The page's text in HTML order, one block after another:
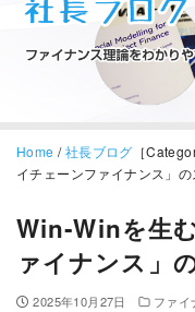
Home /社長ブログ ［
イチェーンファイナンス」の
Win‑Winを生
ァイナンス」
2025年10月27日 ファイ